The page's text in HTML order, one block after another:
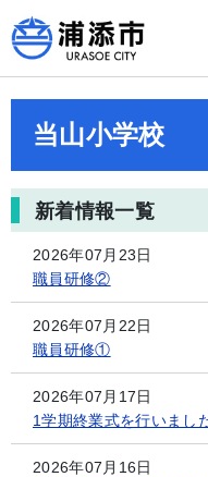
当山小学校
新着情報一覧
2026年07月23日
職員研修②
2026年07月22日
職員研修①
2026年07月17日
1学期終業式を行いまし
2026年07月16日